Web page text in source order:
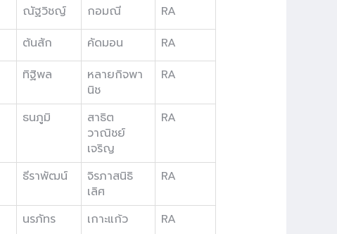
ณัฐวิชญ์ กอมณี RA
ต้นสัก คัดมอน RA
ทิฐิพล
หลายกิจพา
นิช
RA
ธนภูมิ
สาธิต
วาณิชย์
เจริญ
RA
ธีราพัฒน์
จิรภาสนิธิ
เลิศ
RA
นรภัทร เกาะแก้ว RA